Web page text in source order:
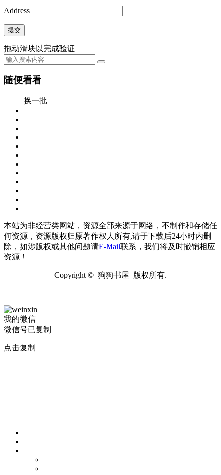
Address
提交
拖动滑块以完成验证
随便看看
换一批
本站为非经营类网站，资源全部来源于网络，不制作和存储任
何资源，资源版权归原著作权人所有,请于下载后24小时内删
除，如涉版权或其他问题请E-Mail联系，我们将及时撤销相应
资源！
Copyright © 狗狗书屋 版权所有.
我的微信
微信号已复制
点击复制